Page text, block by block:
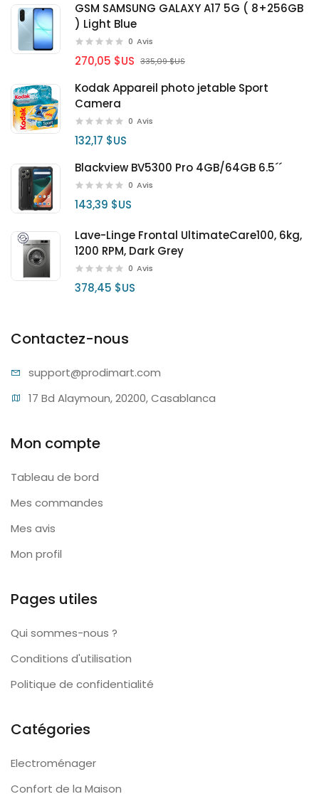
GSM SAMSUNG GALAXY A17 5G ( 8+256GB
) Light Blue
0 Avis
270,05 $US 335,09 $US
Kodak Appareil photo jetable Sport
Camera
0 Avis
132,17 $US
Blackview BV5300 Pro 4GB/64GB 6.5´´
0 Avis
143,39 $US
Lave-Linge Frontal UltimateCare100, 6kg,
1200 RPM, Dark Grey
0 Avis
378,45 $US
Contactez-nous
support@prodimart.com
17 Bd Alaymoun, 20200, Casablanca
Mon compte
Tableau de bord
Mes commandes
Mes avis
Mon profil
Pages utiles
Qui sommes-nous ?
Conditions d'utilisation
Politique de confidentialité
Catégories
Electroménager
Confort de la Maison